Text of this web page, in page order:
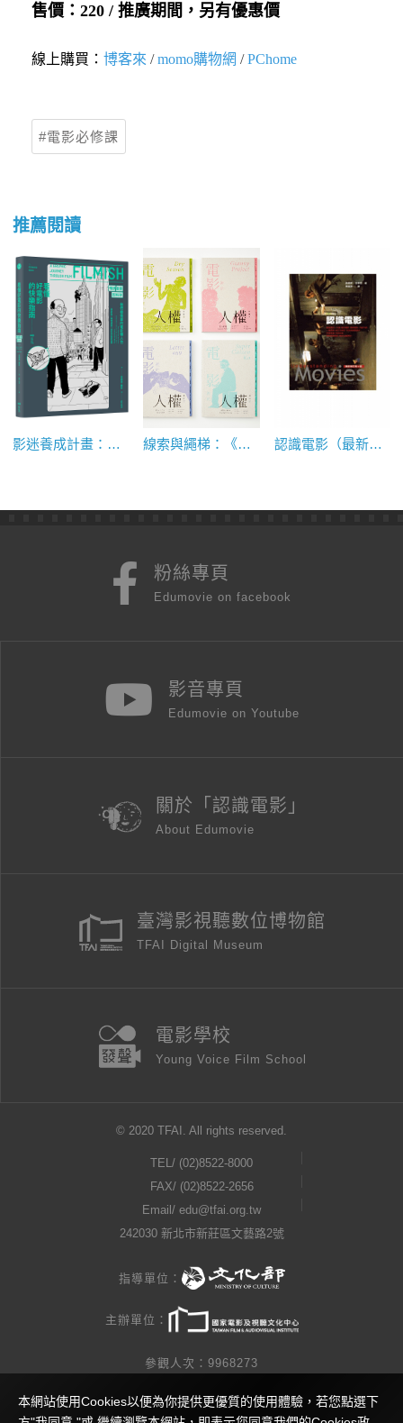
售價：220 / 推廣期間，另有優惠價
線上購買： 博客來 /momo購物網 /PChome
電影必修課
推薦閱讀
影迷養成計畫：《看懂好電影的快樂指南》 線索與繩梯：《電影裡的人權關鍵字》 認識電影（最新修訂第十版）
粉絲專頁
Edumovie on facebook
影音專頁
Edumovie on Youtube
關於「認識電影」
About Edumovie
臺灣影視聽數位博物館
TFAI Digital Museum
電影學校
Young Voice Film School
© 2020 TFAI. All rights reserved.
TEL/ (02)8522-8000
FAX/ (02)8522-2656
Email/ edu@tfai.org.tw
242030 新北市新莊區文藝路2號
指導單位：
主辦單位：
參觀人次：9968273
隱私權公告
本網站使用Cookies以便為你提供更優質的使用體驗，若您點選下